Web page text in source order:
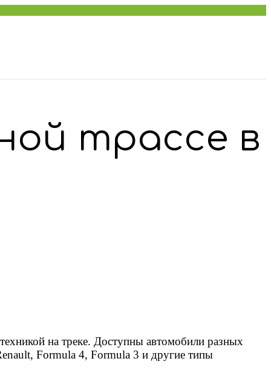
трассе в
на треке. Доступны автомобили разных
Formula 4, Formula 3 и другие типы